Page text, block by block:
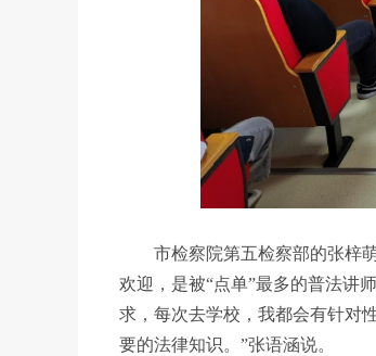
市检察院第五检察部的张梓萌
欢迎，是被“点单”最多的普法讲
求，每次去学校，我都会有针对
要的法律知识。”张语涵说。